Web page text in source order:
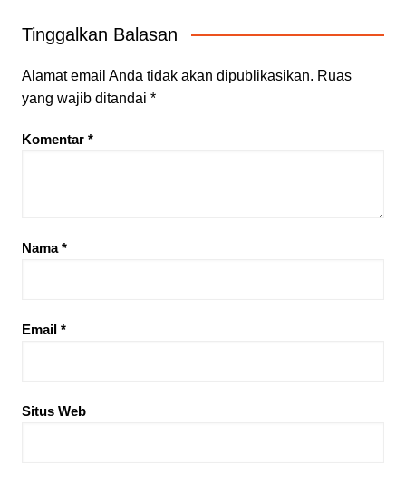
Tinggalkan Balasan
Alamat email Anda tidak akan dipublikasikan. Ruas
yang wajib ditandai *
Komentar *
Nama*
Email *
Situs Web